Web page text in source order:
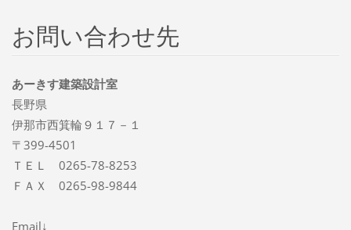
お問い合わせ先
あーきす建築設計室
長野県
伊那市西箕輪９１７－１
〒399-4501
ＴＥＬ 0265-78-8253
ＦＡＸ 0265-98-9844
Email↓